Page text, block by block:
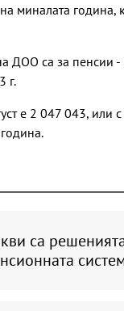
миналата година,
ДОО са за пенсии
г.
е 2 047 043, или
са